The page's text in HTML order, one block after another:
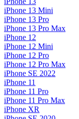
iPhone 13 Mini
iPhone 13 Pro
iPhone 13 Pro Max
iPhone 12
iPhone 12 Mini
iPhone 12 Pro
iPhone 12 Pro Max
iPhone SE 2022
iPhone 11
iPhone 11 Pro
iPhone 11 Pro Max
iPhone XR